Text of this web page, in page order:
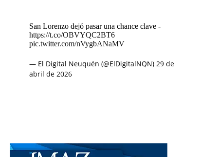
San Lorenzo dejó pasar una chance clave -
https://t.co/OBVYQC2BT6
pic.twitter.com/nVygbANaMV
— El Digital Neuquén (@ElDigitalNQN) 29 de
abril de 2026